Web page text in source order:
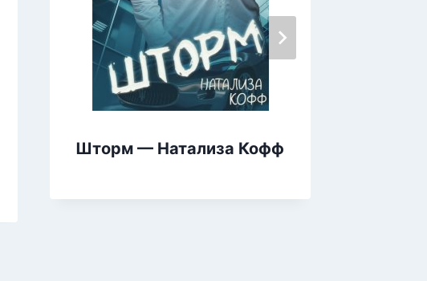
Шторм — Натализа Кофф